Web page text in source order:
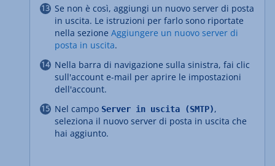
Se non è così, aggiungi un nuovo server di posta
in uscita. Le istruzioni per farlo sono riportate
nella sezione Aggiungere un nuovo server di
posta in uscita.
Nella barra di navigazione sulla sinistra, fai clic
sull'account e-mail per aprire le impostazioni
dell'account.
Nel campo Server in uscita (SMTP),
seleziona il nuovo server di posta in uscita che
hai aggiunto.